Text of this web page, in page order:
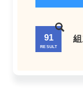
91
RESULT